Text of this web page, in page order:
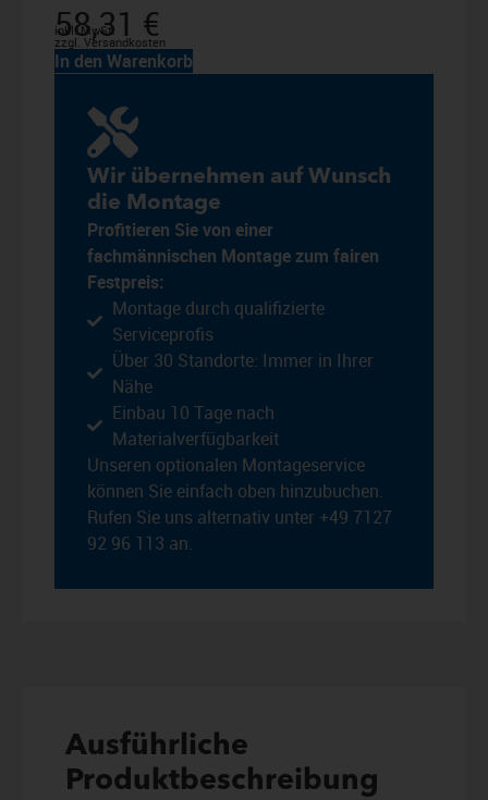
58,31 €
inkl. MwSt.
zzgl. Versandkosten
In den Warenkorb
Wir übernehmen auf Wunsch
die Montage
Profitieren Sie von einer
fachmännischen Montage zum fairen
Festpreis:
Montage durch qualifizierte
Serviceprofis
Über 30 Standorte: Immer in Ihrer
Nähe
Einbau 10 Tage nach
Materialverfügbarkeit
Unseren optionalen Montageservice
können Sie einfach oben hinzubuchen.
Rufen Sie uns alternativ unter +49 7127
92 96 113 an.
Ausführliche
Produktbeschreibung